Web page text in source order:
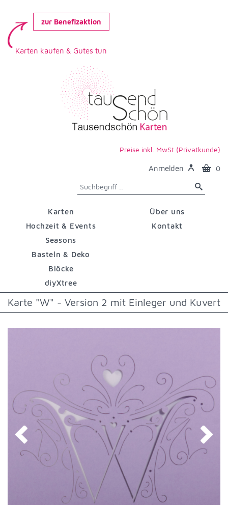
zur Benefizaktion
Karten kaufen & Gutes tun
Preise inkl. MwSt (Privatkunde)
Anmelden 0
Karten
Hochzeit & Events
Seasons
Basteln & Deko
Blöcke
diyXtree
Über uns
Kontakt
Karte "W" - Version 2 mit Einleger und Kuvert